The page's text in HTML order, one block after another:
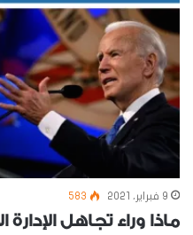
9 فبراير، 2021 583
ماذا وراء تجاهل